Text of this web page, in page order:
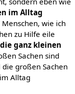
im Alltag
wie ich
zu Hilfe eile
die ganz kleinen
Sachen sind
großen Sachen
Alltag